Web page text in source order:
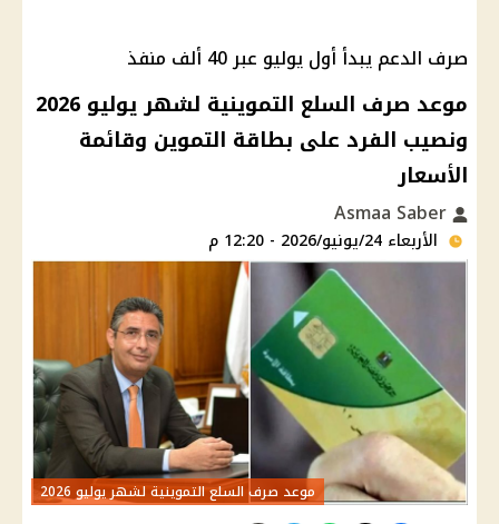
صرف الدعم يبدأ أول يوليو عبر 40 ألف منفذ
موعد صرف السلع التموينية لشهر يوليو 2026
ونصيب الفرد على بطاقة التموين وقائمة
الأسعار
الأربعاء 24/يونيو/2026 - 12:20 م
موعد صرف السلع التموينية لشهر يوليو 2026